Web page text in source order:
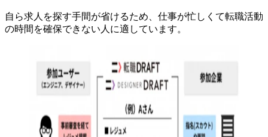
自ら求人を探す手間が省けるため、 仕事が忙しくて転職活動
の時間を確保できない人に適しています。